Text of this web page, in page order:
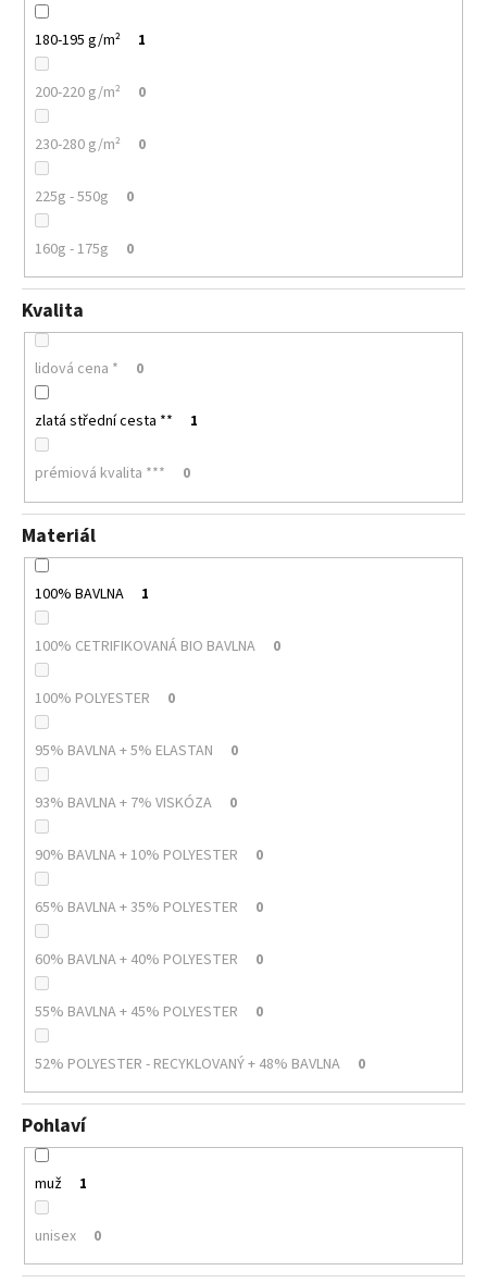
180-195 g/m² 1
200-220 g/m² 0
230-280 g/m² 0
225g - 550g 0
160g - 175g 0
Kvalita
lidová cena * 0
zlatá střední cesta ** 1
prémiová kvalita *** 0
Materiál
100% BAVLNA 1
100% CETRIFIKOVANÁ BIO BAVLNA 0
100% POLYESTER 0
95% BAVLNA + 5% ELASTAN 0
93% BAVLNA + 7% VISKÓZA 0
90% BAVLNA + 10% POLYESTER 0
65% BAVLNA + 35% POLYESTER 0
60% BAVLNA + 40% POLYESTER 0
55% BAVLNA + 45% POLYESTER 0
52% POLYESTER - RECYKLOVANÝ + 48% BAVLNA 0
Pohlaví
muž 1
unisex 0